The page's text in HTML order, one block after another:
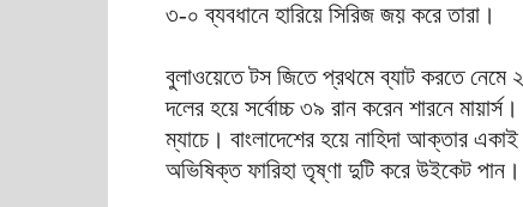
৩-০ ব্যবধানে হারিয়ে সিরিজ জয় করে তারা।
বুলাওয়েতে টস জিতে প্রথমে ব্যাট করতে নেমে
দলের হয়ে সর্বোচ্চ ৩৯ রান করেন শারনে
ম্যাচে। বাংলাদেশের হয়ে নাহিদা আক্তার
অভিষিক্ত ফারিহা তৃষ্ণা দুটি করে উইকেট পান।